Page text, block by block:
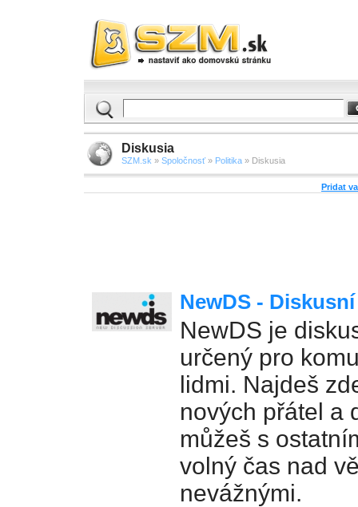
Diskusia
SZM.sk » Spoločnosť» Politika » Diskusia
Pridat
NewDS -
NewDS je
určený pro
lidmi. Najdeš
nových přátel a
můžeš s
volný čas nad
nevážnými.